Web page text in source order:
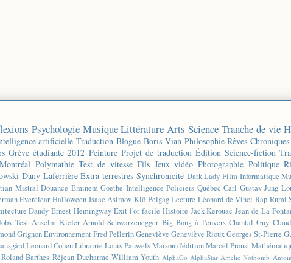
Psychologie Musique Littérature Arts Science Tranche de vie
artificielle Traduction Blogue Boris Vian Philosophie Rêves Chroniques
Grève étudiante 2012 Peinture Projet de traduction Édition Science-fiction
Montréal Polymathie Test de vitesse Fils Jeux vidéo Photographie Politique
Dany Laferrière Extra-terrestres Synchronicité Dark Lady Film Informatique
Mistral Douance Eminem Goethe Intelligence Policiers Québec Carl Gustav Jung
Everclear Halloween Isaac Asimov Klô Pelgag Lecture Léonard de Vinci Rap Rumi
Dandy Ernest Hemingway Exit l'or facile Histoire Jack Kerouac Jean de La
Test Anselm Kiefer Arnold Schwarzenegger Big Bang à l'envers Chantal Guy
GrignonEnvironnement Fred PellerinGeneviève Geneviève RiouxGeorges St-Pierre
Leonard CohenLibrairie Louis PauwelsMaison d'éditionMarcel Proust
Roland Barthes Réjean Ducharme William Youth AlphaGo AlphaStar Amélie Nothomb